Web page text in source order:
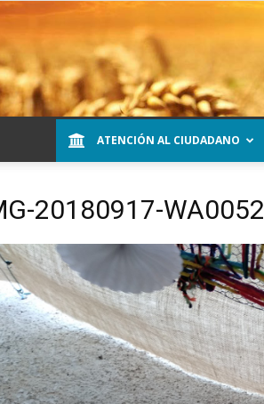
ATENCIÓN AL CIUDADANO
20180917-WA0052